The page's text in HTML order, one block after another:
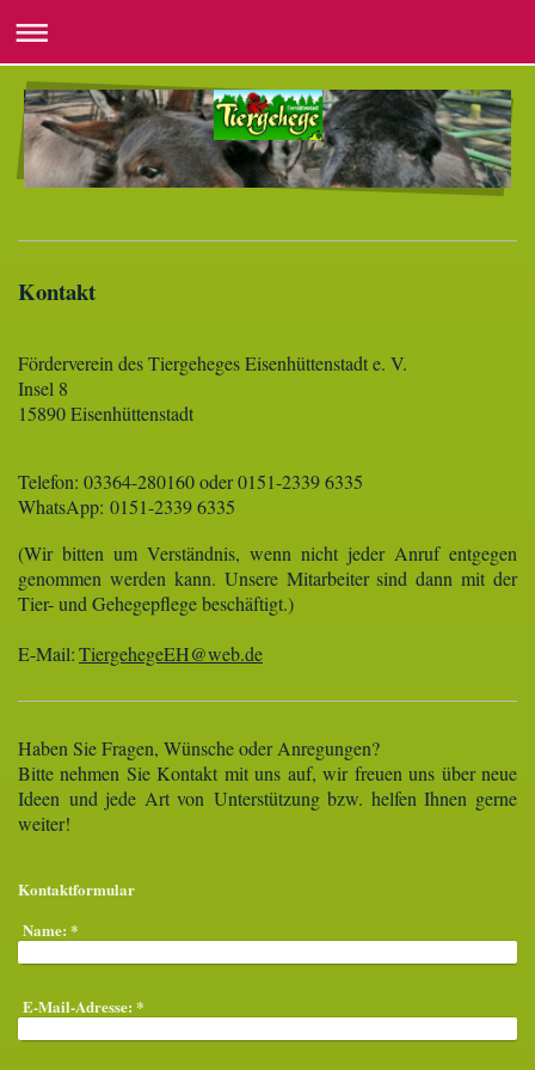
Kontakt
Förderverein des Tiergeheges Eisenhüttenstadt e. V.
Insel 8
15890 Eisenhüttenstadt
Telefon: 03364-280160 oder 0151-2339 6335
WhatsApp: 0151-2339 6335
(Wir bitten um Verständnis, wenn nicht jeder Anruf entgegen
genommen werden kann. Unsere Mitarbeiter sind dann mit der
Tier- und Gehegepflege beschäftigt.)
E-Mail:TiergehegeEH@web.de
Haben Sie Fragen, Wünsche oder Anregungen?
Bitte nehmen Sie Kontakt mit uns auf, wir freuen uns über neue
Ideen und jede Art von Unterstützung bzw. helfen Ihnen gerne
weiter!
Kontaktformular
Name: *
E-Mail-Adresse: *